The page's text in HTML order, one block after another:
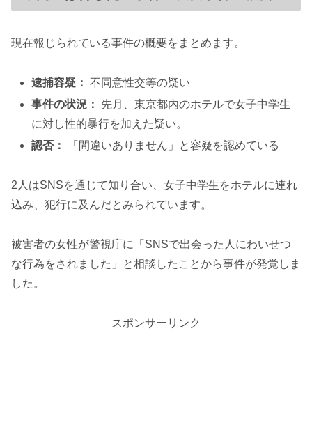
現在報じられている事件の概要をまとめます。
逮捕容疑： 不同意性交等の疑い
事件の状況：
先月、東京都内のホテルで女子中学生
に対し性的暴行を加えた疑い。
認否：
「間違いありません」と容疑を認めている
2人はSNSを通じて知り合い、女子中学生をホテルに連れ
込み、犯行に及んだとみられています。
被害者の女性が警視庁に「SNSで出会った人にわいせつ
な行為をされました」と相談したことから事件が発覚しま
した。
スポンサーリンク